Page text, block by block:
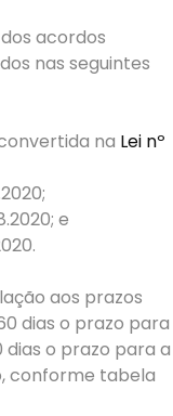
acordos
nas seguintes
na Lei nº
e
aos prazos
dias o prazo para
o prazo para a
conforme tabela